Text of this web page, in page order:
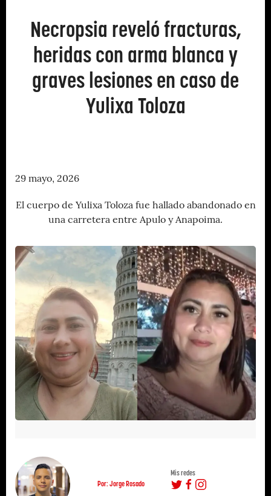
Necropsia reveló fracturas,
heridas con arma blanca y
graves lesiones en caso de
Yulixa Toloza
29 mayo, 2026
El cuerpo de Yulixa Toloza fue hallado abandonado en
una carretera entre Apulo y Anapoima.
Por: Jorge Rosado
Mis redes